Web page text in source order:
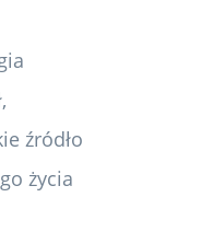
źródło
życia